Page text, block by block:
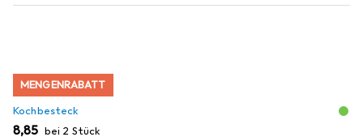
MENGENRABATT
Kochbesteck
EUR
8,85 bei 2 Stück